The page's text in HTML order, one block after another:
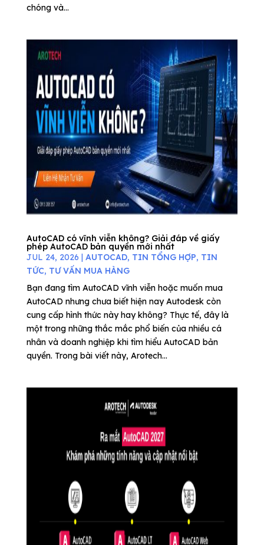
chóng và...
AutoCAD có vĩnh viễn không? Giải đáp về giấy
phép AutoCAD bản quyền mới nhất
JUL 24, 2026 | AUTOCAD, TIN TỔNG HỢP, TIN
TỨC, TƯ VẤN MUA HÀNG
Bạn đang tìm AutoCAD vĩnh viễn hoặc muốn mua
AutoCAD nhưng chưa biết hiện nay Autodesk còn
cung cấp hình thức này hay không? Thực tế, đây là
một trong những thắc mắc phổ biến của nhiều cá
nhân và doanh nghiệp khi tìm hiểu AutoCAD bản
quyền. Trong bài viết này, Arotech...